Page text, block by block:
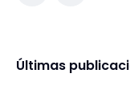
Últimas